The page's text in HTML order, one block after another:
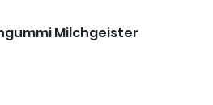
Milchgeister